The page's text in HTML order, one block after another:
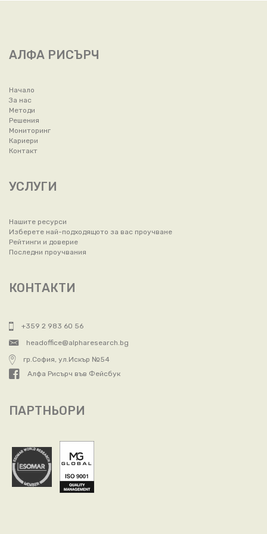
АЛФА РИСЪРЧ
Начало
За нас
Методи
Решения
Мониторинг
Кариери
Контакт
УСЛУГИ
Нашите ресурси
Изберете най-подходящото за вас проучване
Рейтинги и доверие
Последни проучвания
КОНТАКТИ
+359 2 983 60 56
headoffice@alpharesearch.bg
гр.София, ул.Искър №54
Алфа Рисърч във Фейсбук
ПАРТНЬОРИ